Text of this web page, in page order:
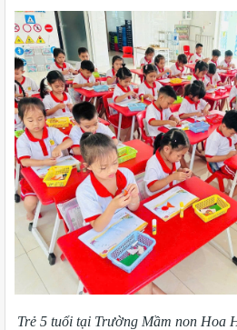
Trẻ 5 tuổi tại Trường Mầm non Hoa